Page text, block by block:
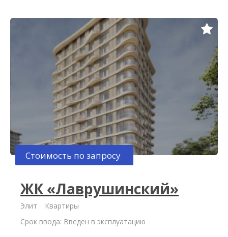
Стоимость по запросу
ЖК «Лаврушинский»
Элит
Квартиры
Срок ввода: Введен в эксплуатацию